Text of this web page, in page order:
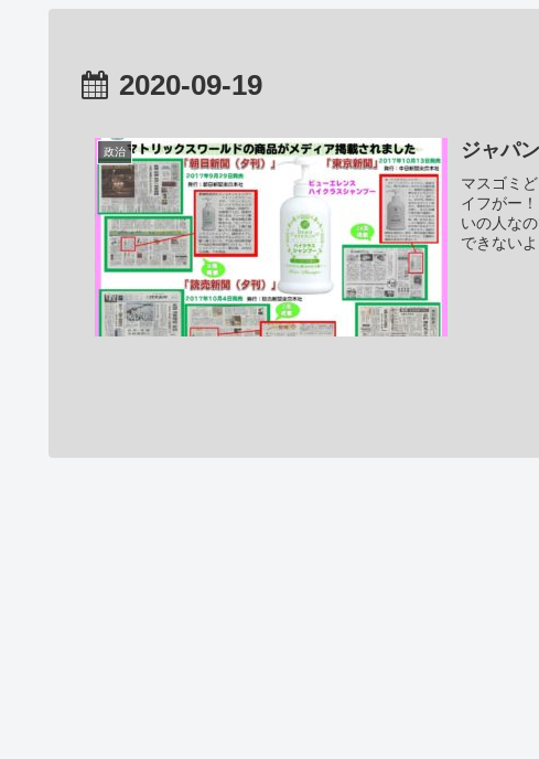
2020-09-19
政治 ジャパ
マスゴミ
イフがー
いの人な
できない